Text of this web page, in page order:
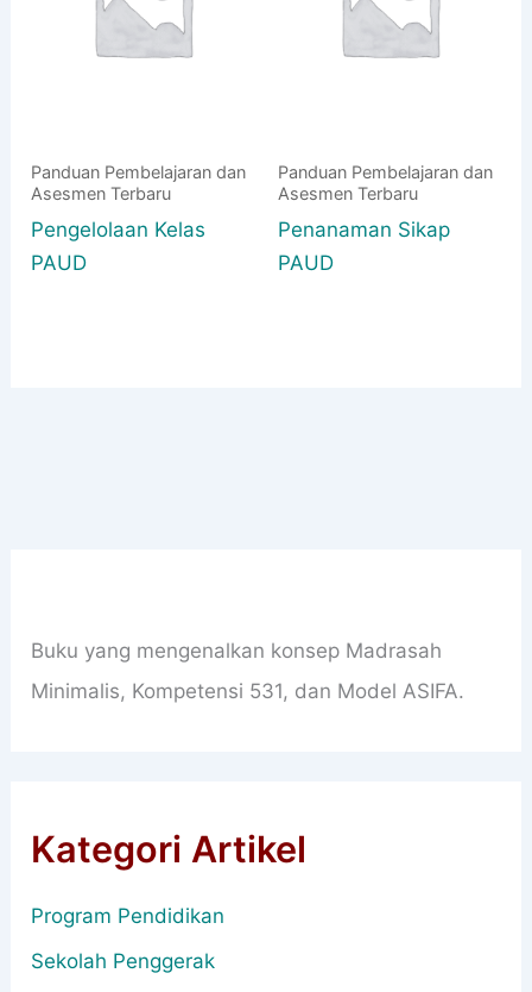
Panduan Pembelajaran dan
Asesmen Terbaru
Pengelolaan Kelas
PAUD
Panduan Pembelajaran dan
Asesmen Terbaru
Penanaman Sikap
PAUD
Buku yang mengenalkan konsep Madrasah
Minimalis, Kompetensi 531, dan Model ASIFA.
Kategori Artikel
Program Pendidikan
Sekolah Penggerak